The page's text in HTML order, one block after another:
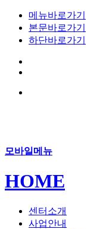
메뉴바로가기
본문바로가기
하단바로가기
모바일메뉴
HOME
센터소개
사업안내